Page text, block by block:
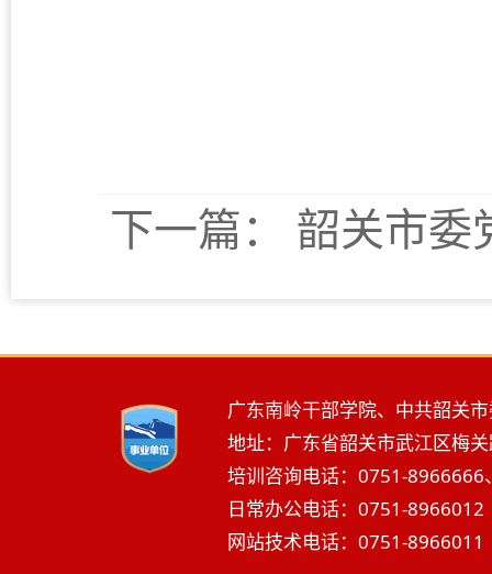
下一篇： 韶关市委
广东南岭干部学院、中共韶关
地址：广东省韶关市武江区梅
培训咨询电话：0751-
日常办公电话：0751-
网站技术电话：0751-